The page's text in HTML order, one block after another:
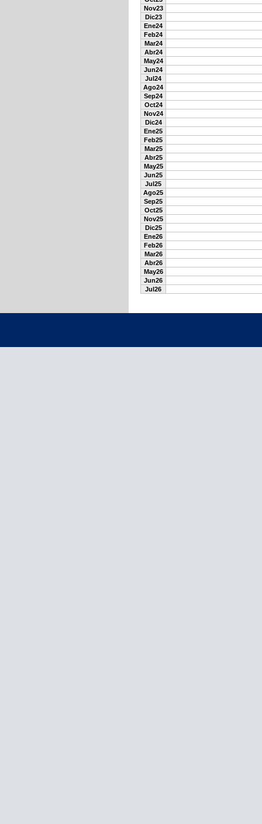
Nov23
Dic23
Ene24
Feb24
Mar24
Abr24
May24
Jun24
Jul24
Ago24
Sep24
Oct24
Nov24
Dic24
Ene25
Feb25
Mar25
Abr25
May25
Jun25
Jul25
Ago25
Sep25
Oct25
Nov25
Dic25
Ene26
Feb26
Mar26
Abr26
May26
Jun26
Jul26